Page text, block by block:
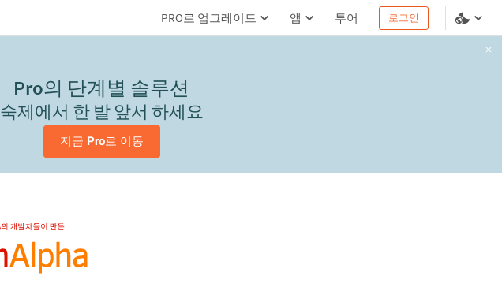
PRO로 업그레이드 앱 투어 로그인
Pro의 단계별 솔루션
숙제에서 한 발 앞서 하세요
지금 Pro로 이동